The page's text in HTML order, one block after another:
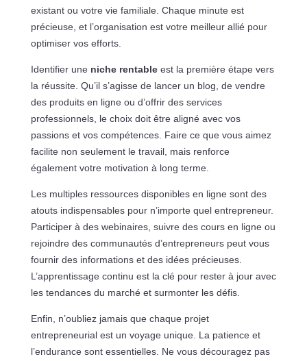
existant ou votre vie familiale. Chaque minute est
précieuse, et l’organisation est votre meilleur allié pour
optimiser vos efforts.
Identifier une niche rentableest la première étape vers
la réussite. Qu’il s’agisse de lancer un blog, de vendre
des produits en ligne ou d’offrir des services
professionnels, le choix doit être aligné avec vos
passions et vos compétences. Faire ce que vous aimez
facilite non seulement le travail, mais renforce
également votre motivation à long terme.
Les multiples ressources disponibles en ligne sont des
atouts indispensables pour n’importe quel entrepreneur.
Participer à des webinaires, suivre des cours en ligne ou
rejoindre des communautés d’entrepreneurs peut vous
fournir des informations et des idées précieuses.
L’apprentissage continu est la clé pour rester à jour avec
les tendances du marché et surmonter les défis.
Enfin, n’oubliez jamais que chaque projet
entrepreneurial est un voyage unique. La patience et
l’endurance sont essentielles. Ne vous découragez pas